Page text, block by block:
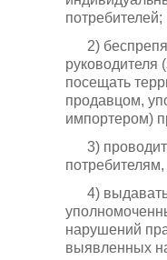
потребителей;
2)
руководителя
посещать
продавцом,
импортером)
3)
4)
нарушений
выявленных